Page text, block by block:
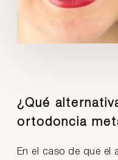
¿Qué
ortodoncia
En el caso de que el